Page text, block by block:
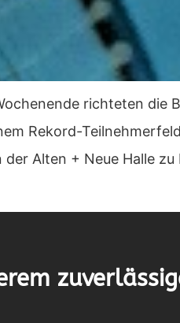
richteten die
Rekord-
der Alten + Neue Halle